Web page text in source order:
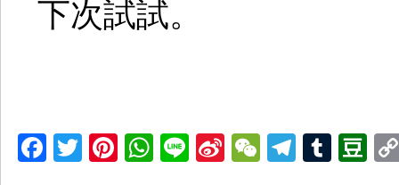
下次試試。
Facebook
TwitterPinterest
WhatsApp
LineSinaWeChat